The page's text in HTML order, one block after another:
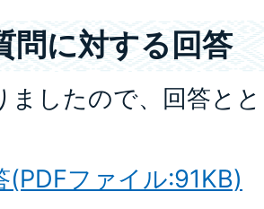
問に対する回答
ましたので、回答と
(PDFファイル:91KB)